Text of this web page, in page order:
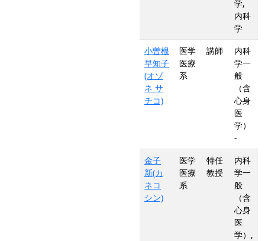
学,
内科
学
小曽根
早知子
(オゾ
ネ サ
チコ)
医学
医療
系
講師
内科
学一
般
（含
心身
医
学）
-
金子
新(カ
ネコ
シン)
医学
医療
系
特任
教授
内科
学一
般
（含
心身
医
学）,